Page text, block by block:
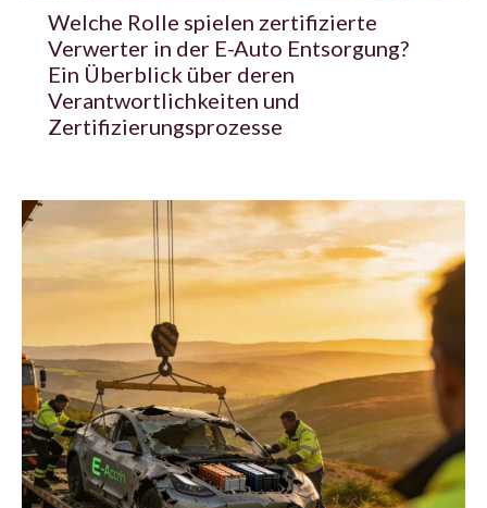
Welche Rolle spielen zertifizierte
Verwerter in der E-Auto Entsorgung?
Ein Überblick über deren
Verantwortlichkeiten und
Zertifizierungsprozesse